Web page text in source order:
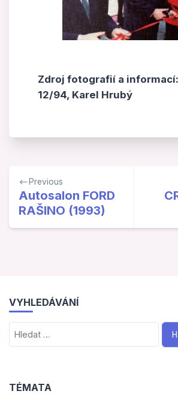
Zdroj fotografií a
12/94, Karel Hrubý
Navigace
pro
příspěvek
Previous
Autosalon FORD
RAŠINO (1993)
VYHLEDÁVÁNÍ
Vyhledávání
TÉMATA